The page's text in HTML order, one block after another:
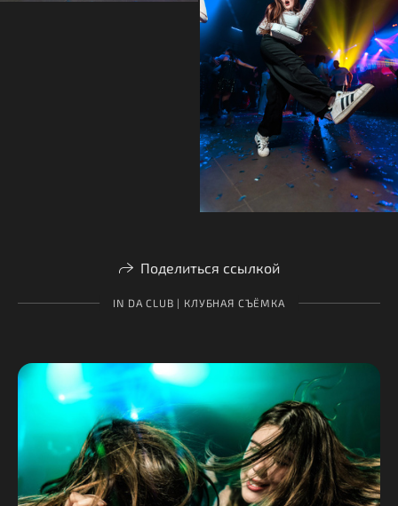
Поделиться ссылкой
IN DA CLUB | КЛУБНАЯ СЪЁМКА